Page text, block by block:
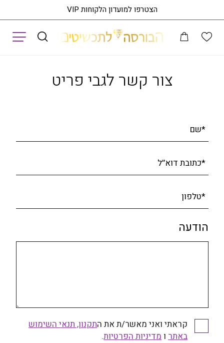
הצטרפו למועדון הלקוחות VIP
צור קשר לגבי פריט
*שם
*כתובת דוא׳׳ל
*טלפון
הודעה
קראתי ואני מאשר/ת את התקנון, תנאי השימוש באתר
ומדיניות הפרטיות
קראתי ואני מאשר/ת את התקנון, תנאי השימוש
באתר ו מדיניות הפרטיות.